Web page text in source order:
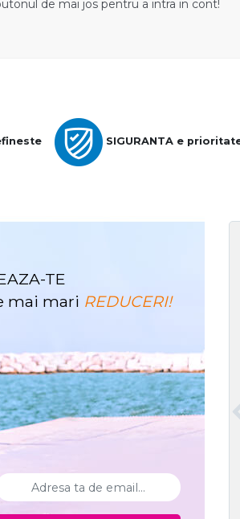
de mai jos pentru a intra in cont!
SIGURANTA e
TE
mai mari REDUCERI!